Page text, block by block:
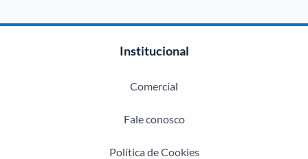
Institucional
Comercial
Fale conosco
Política de Cookies